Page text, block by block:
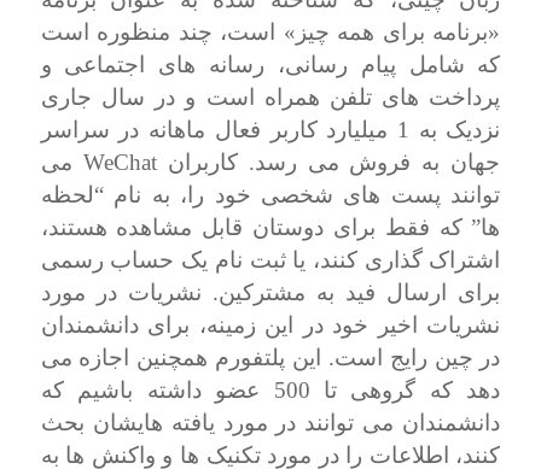
«برنامه برای همه چیز» است، چند منظوره است
که شامل پیام رسانی، رسانه های اجتماعی و
پرداخت های تلفن همراه است و در سال جاری
نزدیک به 1 میلیارد کاربر فعال ماهانه در سراسر
جهان به فروش می رسد. کاربرانWeChat می
توانند پست های شخصی خود را، به نام “لحظه
ها” که فقط برای دوستان قابل مشاهده هستند،
اشتراک گذاری کنند، یا ثبت نام یک حساب رسمی
برای ارسال فید به مشترکین. نشریات در مورد
نشریات اخیر خود در این زمینه، برای دانشمندان
در چین رایج است. این پلتفورم همچنین اجازه می
دهد که گروهی تا 500 عضو داشته باشیم که
دانشمندان می توانند در مورد یافته هایشان بحث
کنند، اطلاعات را در مورد تکنیک ها و واکنش ها به